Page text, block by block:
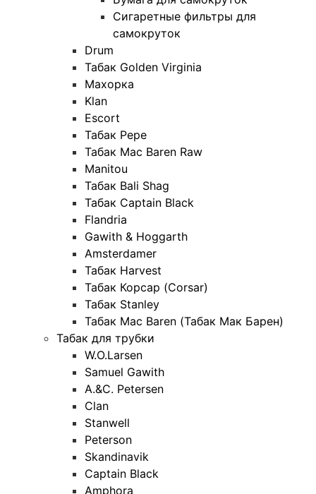
Сигаретные фильтры для
самокруток
Drum
Табак Golden Virginia
Махорка
Klan
Escort
Табак Pepe
Табак Mac Baren Raw
Manitou
Табак Bali Shag
Табак Captain Black
Flandria
Gawith & Hoggarth
Amsterdamer
Табак Harvest
Табак Корсар (Corsar)
Табак Stanley
Табак Mac Baren (Табак Мак Барен)
Табак для трубки
W.O.Larsen
Samuel Gawith
A.&C. Petersen
Clan
Stanwell
Peterson
Skandinavik
Captain Black
Amphora